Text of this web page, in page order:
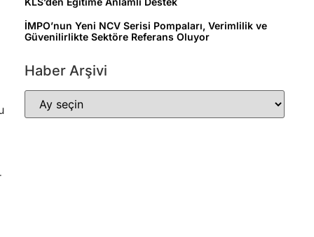
İMPO’nun Yeni NCV Serisi Pompaları, Verimlilik ve
Güvenilirlikte Sektöre Referans Oluyor
Haber Arşivi